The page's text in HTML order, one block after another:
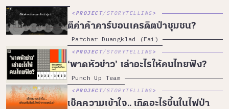
PROJECT/STORYTELLING
ตีค่าค้าคาร์บอนเครดิตป่าชุมชน?
Patchar Duangklad (Fai)
PROJECT/STORYTELLING
‘พาดหัวข่าว’ เล่าอะไรให้คนไทยฟัง?
Punch Up Team
PROJECT/STORYTELLING
เช็คความเข้าใจ.. เกิดอะไรขึ้นในไฟป่า